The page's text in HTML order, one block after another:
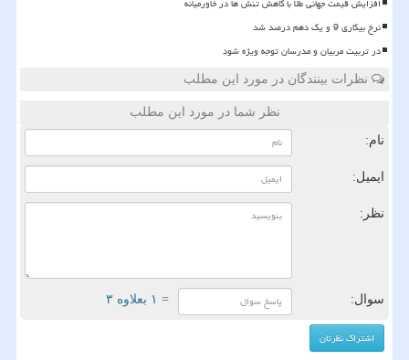
افزایش قیمت جهانی طلا با کاهش تنش ها در خاورمیانه
نرخ بیکاری 9 و یک دهم درصد شد
در تربیت مربیان و مدرسان توجه ویژه شود
نظرات بینندگان در مورد این مطلب
نظر شما در مورد این مطلب
نام:
ایمیل:
نظر:
سوال: = ۱ بعلاوه ۳